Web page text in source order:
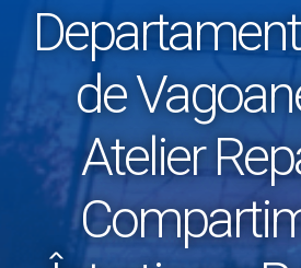
de
Atelier